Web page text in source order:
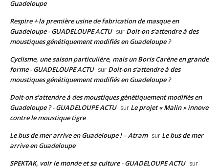
Guadeloupe
Respire + la première usine de fabrication de masque en
Guadeloupe - GUADELOUPE ACTU sur Doit-on s’attendre à des
moustiques génétiquement modifiés en Guadeloupe ?
Cyclisme, une saison particulière, mais un Boris Carène en grande
forme - GUADELOUPE ACTU sur Doit-on s’attendre à des
moustiques génétiquement modifiés en Guadeloupe ?
Doit-on s’attendre à des moustiques génétiquement modifiés en
Guadeloupe ? - GUADELOUPE ACTU sur Le projet « Malin » innove
contre le moustique tigre
Le bus de mer arrive en Guadeloupe ! – Atram sur Le bus de mer
arrive en Guadeloupe
SPEKTAK, voir le monde et sa culture - GUADELOUPE ACTU sur